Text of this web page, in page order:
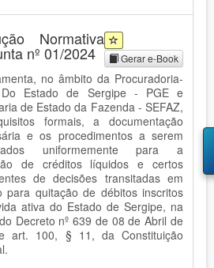
Normativa
nº 01/2024 Gerar e-Book
no âmbito da Procuradoria-
Estado de Sergipe - PGE e
de Estado da Fazenda - SEFAZ,
formais, a documentação
e os procedimentos a serem
uniformemente para a
de créditos líquidos e certos
de decisões transitadas em
para quitação de débitos inscritos
ativa do Estado de Sergipe, na
Decreto nº 639 de 08 de Abril de
art. 100, § 11, da Constituição